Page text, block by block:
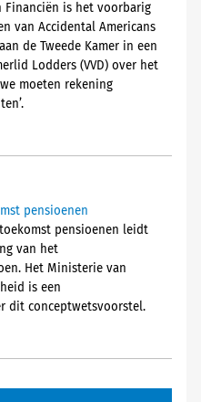
Financiën is het voorbarig
van Accidental Americans
de Tweede Kamer in een
Lodders (VVD) over het
moeten rekening
pensioenen
pensioenen leidt
van het
Het Ministerie van
is een
dit conceptwetsvoorstel.